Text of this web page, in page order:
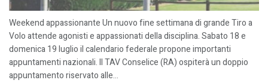
Weekend appassionante Un nuovo fine settimana di grande Tiro a
Volo attende agonisti e appassionati della disciplina. Sabato 18 e
domenica 19 luglio il calendario federale propone importanti
appuntamenti nazionali. Il TAV Conselice (RA) ospiterà un doppio
appuntamento riservato alle...